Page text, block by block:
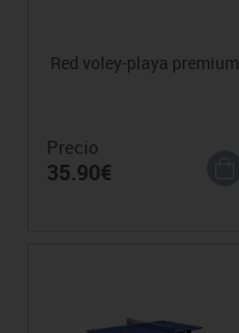
Red voley-playa premium
Precio
35.90€